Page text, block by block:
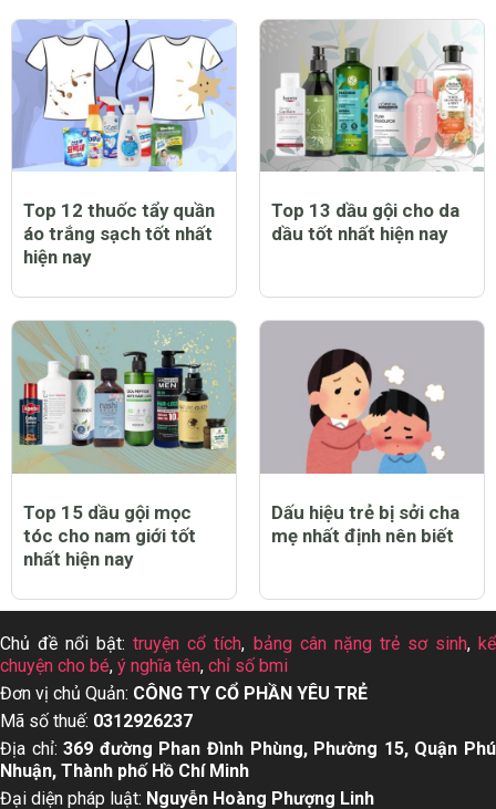
Top 12 thuốc tẩy quần
áo trắng sạch tốt nhất
hiện nay
Top 13 dầu gội cho da
dầu tốt nhất hiện nay
Top 15 dầu gội mọc
tóc cho nam giới tốt
nhất hiện nay
Dấu hiệu trẻ bị sởi cha
mẹ nhất định nên biết
Chủ đề nổi bật:truyện cổ tích, bảng cân nặng trẻ sơ sinh,kể
chuyện cho bé, ý nghĩa tên, chỉ số bmi
Đơn vị chủ Quản: CÔNG TY CỔ PHẦN YÊU TRẺ
Mã số thuế: 0312926237
Địa chỉ:369 đường Phan Đình Phùng, Phường 15, Quận Phú
Nhuận, Thành phố Hồ Chí Minh
Đại diện pháp luật: Nguyễn Hoàng Phượng Linh